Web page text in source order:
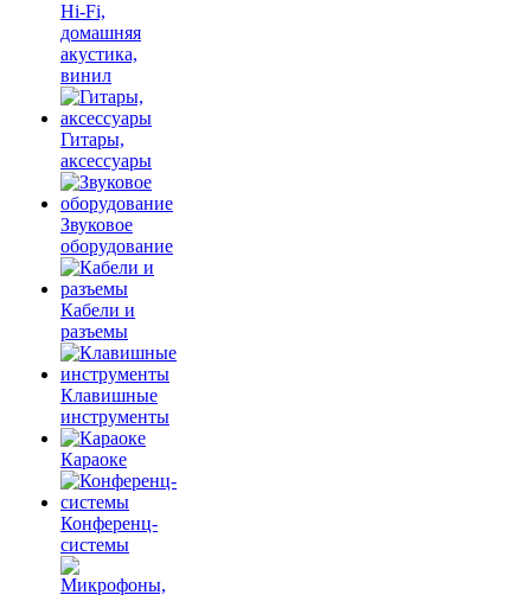
Hi-Fi,
домашняя
акустика,
винил
Гитары,
аксессуары
Звуковое
оборудование
Кабели и
разъемы
Клавишные
инструменты
Караоке
Конференц-
системы